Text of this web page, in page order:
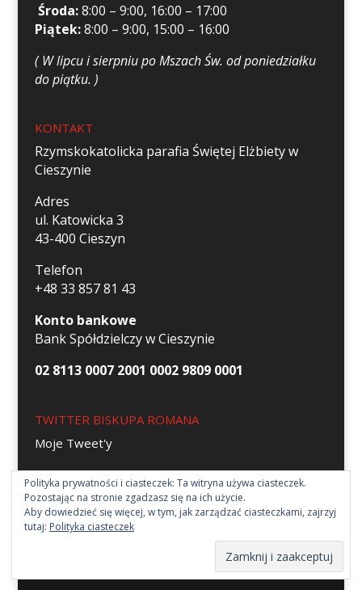
Środa:8:00 – 9:00, 16:00 – 17:00
Piątek:8:00 – 9:00, 15:00 – 16:00
( W lipcu i sierpniu po Mszach Św. od poniedziałku
do piątku. )
KONTAKT
Rzymskokatolicka parafia Świętej Elżbiety w
Cieszynie
Adres
ul. Katowicka 3
43-400 Cieszyn
Telefon
+48 33 857 81 43
Konto bankowe
Bank Spółdzielczy w Cieszynie
02 8113 0007 2001 0002 9809 0001
TWITTER BISKUPA ROMANA
Moje Tweet'y
Strona parafii św. Elżbiety w Cieszynie 2018
Polityka prywatności i ciasteczek: Ta witryna używa ciasteczek.
Pozostając na stronie zgadzasz się na ich użycie.
Aby dowiedzieć się więcej, w tym, jak zarządzać ciasteczkami, zajrzyj
tutaj: Polityka ciasteczek